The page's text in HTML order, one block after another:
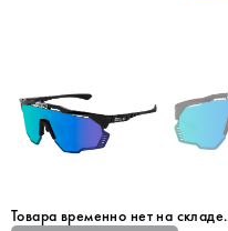
Товара временно нет на складе.